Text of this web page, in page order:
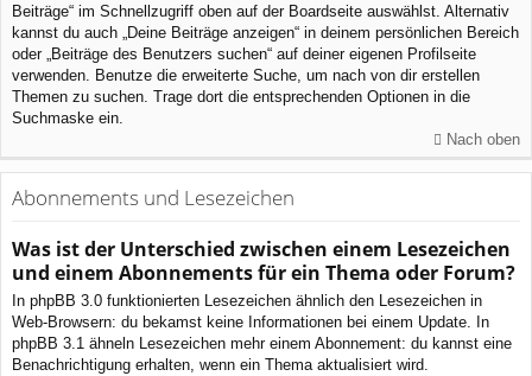
Beiträge“ im Schnellzugriff oben auf der Boardseite auswählst. Alternativ
kannst du auch „Deine Beiträge anzeigen“ in deinem persönlichen Bereich
oder „Beiträge des Benutzers suchen“ auf deiner eigenen Profilseite
verwenden. Benutze die erweiterte Suche, um nach von dir erstellen
Themen zu suchen. Trage dort die entsprechenden Optionen in die
Suchmaske ein.
Nach oben
Abonnements und Lesezeichen
Was ist der Unterschied zwischen einem Lesezeichen
und einem Abonnements für ein Thema oder Forum?
In phpBB 3.0 funktionierten Lesezeichen ähnlich den Lesezeichen in
Web-Browsern: du bekamst keine Informationen bei einem Update. In
phpBB 3.1 ähneln Lesezeichen mehr einem Abonnement: du kannst eine
Benachrichtigung erhalten, wenn ein Thema aktualisiert wird.